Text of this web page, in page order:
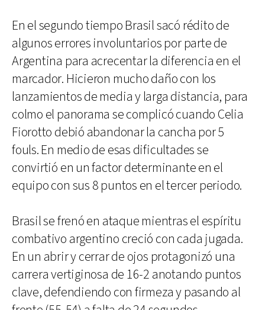
En el segundo tiempo Brasil sacó rédito de
algunos errores involuntarios por parte de
Argentina para acrecentar la diferencia en el
marcador. Hicieron mucho daño con los
lanzamientos de media y larga distancia, para
colmo el panorama se complicó cuando Celia
Fiorotto debió abandonar la cancha por 5
fouls. En medio de esas dificultades se
convirtió en un factor determinante en el
equipo con sus 8 puntos en el tercer periodo.
Brasil se frenó en ataque mientras el espíritu
combativo argentino creció con cada jugada.
En un abrir y cerrar de ojos protagonizó una
carrera vertiginosa de 16-2 anotando puntos
clave, defendiendo con firmeza y pasando al